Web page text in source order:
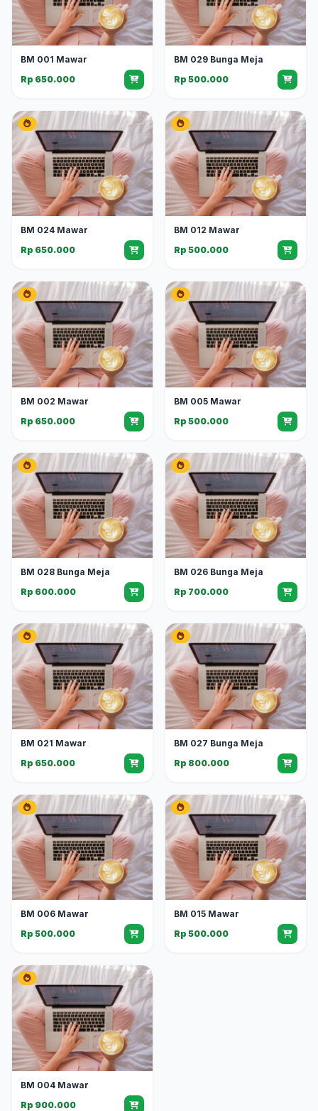
BM 001 Mawar
Rp 650.000
BM 029 Bunga Meja
Rp 500.000
BM 024 Mawar
Rp 650.000
BM 012 Mawar
Rp 500.000
BM 002 Mawar
Rp 650.000
BM 005 Mawar
Rp 500.000
BM 028 Bunga Meja
Rp 600.000
BM 026 Bunga Meja
Rp 700.000
BM 021 Mawar
Rp 650.000
BM 027 Bunga Meja
Rp 800.000
BM 006 Mawar
Rp 500.000
BM 015 Mawar
Rp 500.000
BM 004 Mawar
Rp 900.000